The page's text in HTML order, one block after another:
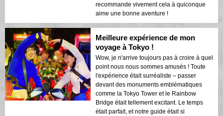
recommande vivement cela à quiconque
aime une bonne aventure !
Meilleure expérience de mon
voyage à Tokyo !
Wow, je n'arrive toujours pas à croire à quel
point nous nous sommes amusés ! Toute
l'expérience était surréaliste – passer
devant des monuments emblématiques
comme la Tokyo Tower et le Rainbow
Bridge était tellement excitant. Le temps
était parfait, et notre guide était si